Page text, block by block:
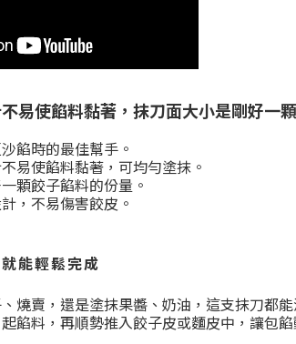
易使餡料黏著，抹刀面大小是剛好一顆
餡時的最佳幫手。
易使餡料黏著，可均勻塗抹。
顆餃子餡料的份量。
，不易傷害餃皮。
能輕鬆完成
燒賣，還是塗抹果醬、奶油，這支抹刀都能
餡料，再順勢推入餃子皮或麵皮中，讓包